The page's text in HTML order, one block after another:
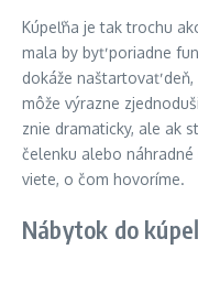
Kúpeľňa je tak trochu
mala by byť poriadne
dokáže naštartovať
môže výrazne
znie dramaticky, ale ak
čelenku alebo
viete, o čom hovoríme.
Nábytok do